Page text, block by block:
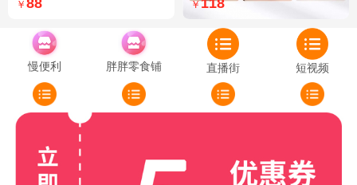
￥ 88 ￥118
慢便利 胖胖零食铺 直播街 短视频